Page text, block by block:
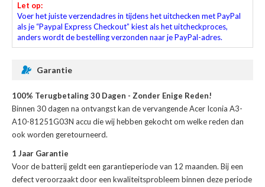
Let op:
Voer het juiste verzendadres in tijdens het uitchecken met PayPal
als je “Paypal Express Checkout” kiest als het uitcheckproces,
anders wordt de bestelling verzonden naar je PayPal-adres.
Garantie
100% Terugbetaling 30 Dagen - Zonder Enige Reden!
Binnen 30 dagen na ontvangst kan devervangende Acer Iconia A3-
A10-81251G03N accu die wij hebben gekocht om welke reden dan
ook worden geretourneerd.
1 Jaar Garantie
Voor debatterij geldt een garantieperiode van 12 maanden. Bij een
defect veroorzaakt door een kwaliteitsprobleem binnen deze periode